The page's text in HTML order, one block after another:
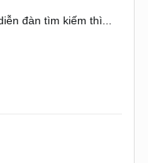
đàn tìm kiếm thì...